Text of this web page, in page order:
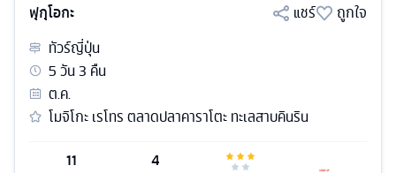
ฟุกุโอกะ แชร์
ถูกใจ
ทัวร์ญี่ปุ่น
5วัน3 คืน
ต.ค.
โมจิโกะ เรโทร ตลาดปลาคาราโตะ ทะเลสาบคินริน
11
4